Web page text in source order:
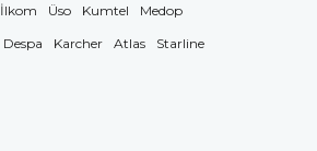
İlkom Üso Kumtel
Medop
Despa Karcher Atlas
Starline